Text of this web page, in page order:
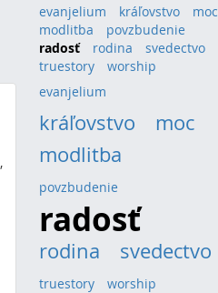
evanjelium kráľovstvo
moc
modlitba
povzbudenie
radosť
rodina
svedectvo
truestory
worship
evanjelium
kráľovstvo (2)moc
modlitba
povzbudenie
radosť(3)
rodina (2)svedectvo
truestory (1)worship